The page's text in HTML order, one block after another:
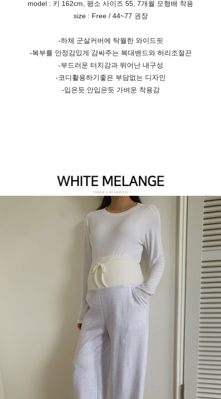
model : 키 162cm, 평소 사이즈 55, 7개월 모형배 착용
size : Free / 44~77 권장
-하체 군살커버에 탁월한 와이드핏
-복부를 안정감있게 감싸주는 복대밴드와 허리조절끈
-부드러운 터치감과 뛰어난 내구성
-코디활용하기좋은 부담없는 디자인
-입은듯 안입은듯 가벼운 착용감